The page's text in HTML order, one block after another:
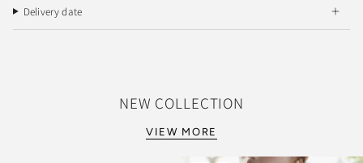
Delivery date
NEW COLLECTION
VIEW MORE